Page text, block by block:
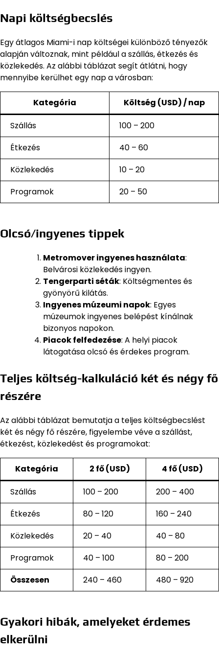
Napi költségbecslés
Egy átlagos Miami-i nap költségei különböző tényezők
alapján változnak, mint például a szállás, étkezés és
közlekedés. Az alábbi táblázat segít átlátni, hogy
mennyibe kerülhet egy nap a városban:
Kategória Költség (USD) / nap
Szállás
100 – 200
Étkezés
40 – 60
Közlekedés
10 – 20
Programok
20 – 50
Olcsó/ingyenes tippek
Metromover ingyenes használata:
Belvárosi közlekedés ingyen.
Tengerparti séták: Költségmentes és
gyönyörű kilátás.
Ingyenes múzeumi napok: Egyes
múzeumok ingyenes belépést kínálnak
bizonyos napokon.
Piacok felfedezése: A helyi piacok
látogatása olcsó és érdekes program.
Teljes költség-kalkuláció két és négy fő
részére
Az alábbi táblázat bemutatja a teljes költségbecslést
két és négy fő részére, figyelembe véve a szállást,
étkezést, közlekedést és programokat:
Kategória 2 fő (USD) 4 fő (USD)
Szállás 100 – 200
200 – 400
Étkezés
80 – 120
160 – 240
Közlekedés
20 – 40
40 – 80
Programok
40 – 100
80 – 200
Összesen
240 – 460 480 – 920
Gyakori hibák, amelyeket érdemes
elkerülni